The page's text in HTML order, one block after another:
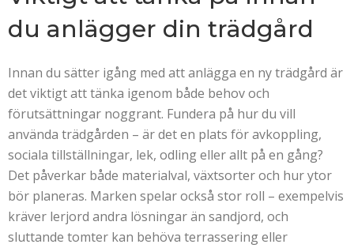
du anlägger din trädgård
Innan du sätter igång med att anlägga en ny trädgård är
det viktigt att tänka igenom både behov och
förutsättningar noggrant. Fundera på hur du vill
använda trädgården – är det en plats för avkoppling,
sociala tillställningar, lek, odling eller allt på en gång?
Det påverkar både materialval, växtsorter och hur ytor
bör planeras. Marken spelar också stor roll – exempelvis
kräver lerjord andra lösningar än sandjord, och
sluttande tomter kan behöva terrassering eller